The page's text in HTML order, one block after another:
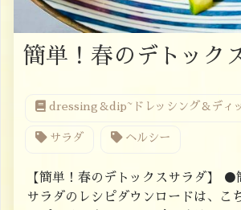
簡単！春のデトック
dressing＆dip~ドレッシング＆ディ
サラダ ヘルシー
【簡単！春のデトックスサラダ】 ●
サラダのレシピダウンロードは、こ